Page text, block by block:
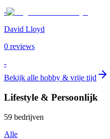
-
David Lloyd
0 reviews
-
Bekijk alle hobby & vrije tijd
Lifestyle & Persoonlijk
59 bedrijven
Alle